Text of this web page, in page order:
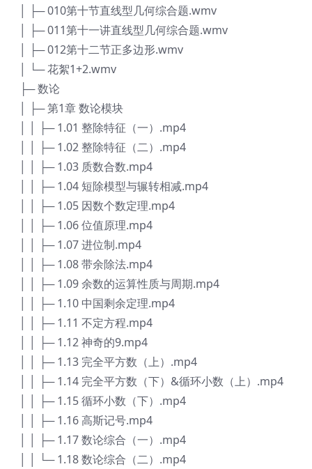
│ ├─ 010第十节直线型几何综合题.wmv
│ ├─ 011第十一讲直线型几何综合题.wmv
│ ├─ 012第十二节正多边形.wmv
│ └─ 花絮1+2.wmv
├─ 数论
│ ├─ 第1章 数论模块
│ │ ├─ 1.01 整除特征（一）.mp4
│ │ ├─ 1.02 整除特征（二）.mp4
│ │ ├─ 1.03 质数合数.mp4
│ │ ├─ 1.04 短除模型与辗转相减.mp4
│ │ ├─ 1.05 因数个数定理.mp4
│ │ ├─ 1.06 位值原理.mp4
│ │ ├─ 1.07 进位制.mp4
│ │ ├─ 1.08 带余除法.mp4
│ │ ├─ 1.09 余数的运算性质与周期.mp4
│ │ ├─ 1.10 中国剩余定理.mp4
│ │ ├─ 1.11 不定方程.mp4
│ │ ├─ 1.12 神奇的9.mp4
│ │ ├─ 1.13 完全平方数（上）.mp4
│ │ ├─ 1.14 完全平方数（下）&循环小数（上）.mp4
│ │ ├─ 1.15 循环小数（下）.mp4
│ │ ├─ 1.16 高斯记号.mp4
│ │ ├─ 1.17 数论综合（一）.mp4
│ │ └─ 1.18 数论综合（二）.mp4